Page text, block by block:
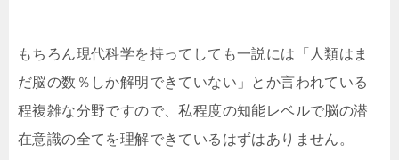
もちろん現代科学を持ってしても一説には「人類はま
だ脳の数％しか解明できていない」とか言われている
程複雑な分野ですので、私程度の知能レベルで脳の潜
在意識の全てを理解できているはずはありません。